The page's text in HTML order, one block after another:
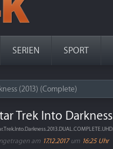
SERIEN SPORT
(2013) (Complete)
Trek Into
am 17.12.2017um 16:25 Uhr